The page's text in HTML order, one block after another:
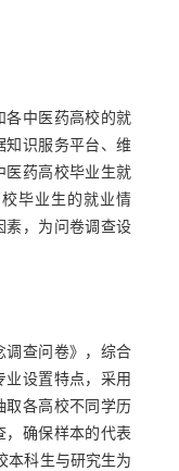
各中医药高校的就
知识服务平台、维
医药高校毕业生就
毕业生的就业情
素，为问卷调查设
调查问卷》，综合
设置特点，采用
取各高校不同学历
，确保样本的代表
本科生与研究生为